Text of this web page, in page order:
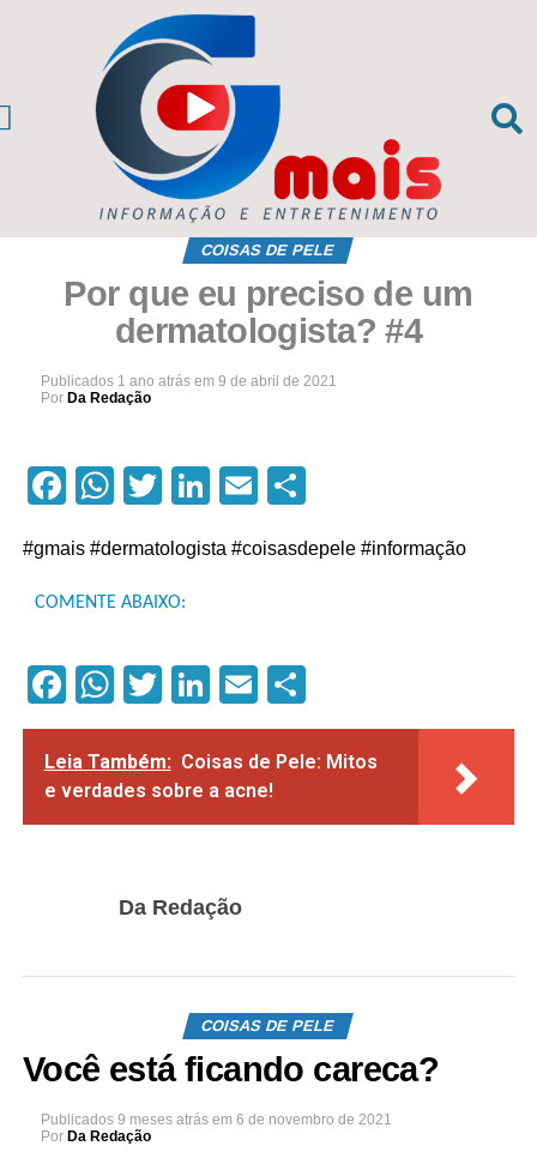
COISAS DE PELE
Por que eu preciso de um
dermatologista? #4
Publicados 1 ano atrás em 9 de abril de 2021
Por Da Redação
Facebook
WhatsApp
Twitter
LinkedIn
EmailCompartilhar
#gmais #dermatologista #coisasdepele #informação
COMENTE ABAIXO:
Facebook
WhatsApp
Twitter
LinkedIn
EmailCompartilhar
Leia Também: Coisas de Pele: Mitos
e verdades sobre a acne!
Da Redação
COISAS DE PELE
Você está ficando careca?
Publicados 9 meses atrás em 6 de novembro de 2021
Por Da Redação